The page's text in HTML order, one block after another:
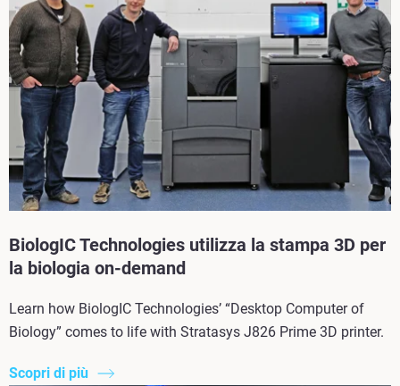
BiologIC Technologies utilizza la stampa 3D per
la biologia on-demand
Learn how BiologIC Technologies’ “Desktop Computer of
Biology” comes to life with Stratasys J826 Prime 3D printer.
Scopri di più